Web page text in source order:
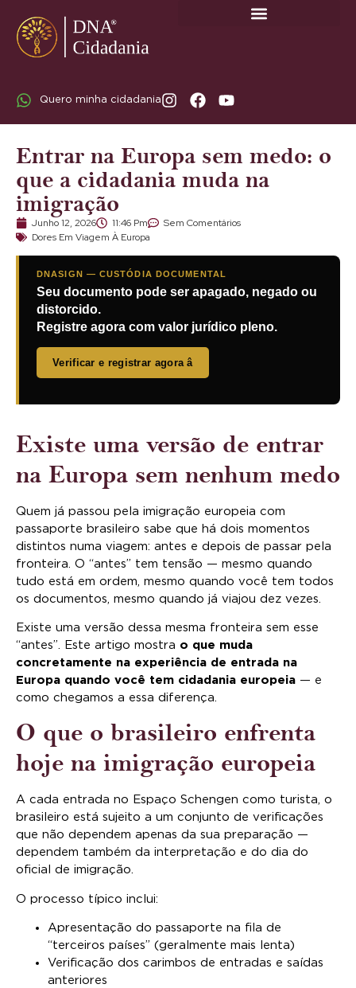
Quero minha cidadania
Entrar na Europa sem medo: o
que a cidadania muda na
imigração
Junho 12, 2026 11:46 Pm
Sem Comentários
Dores Em Viagem À Europa
DNASIGN — CUSTÓDIA DOCUMENTAL
Seu documento pode ser apagado, negado ou
distorcido.
Registre agora com valor jurídico pleno.
Verificar e registrar agora â
Existe uma versão de entrar
na Europa sem nenhum medo
Quem já passou pela imigração europeia com
passaporte brasileiro sabe que há dois momentos
distintos numa viagem: antes e depois de passar pela
fronteira. O “antes” tem tensão — mesmo quando
tudo está em ordem, mesmo quando você tem todos
os documentos, mesmo quando já viajou dez vezes.
Existe uma versão dessa mesma fronteira sem esse
“antes”. Este artigo mostra o que muda
concretamente na experiência de entrada na
Europa quando você tem cidadania europeia — e
como chegamos a essa diferença.
O que o brasileiro enfrenta
hoje na imigração europeia
A cada entrada no Espaço Schengen como turista, o
brasileiro está sujeito a um conjunto de verificações
que não dependem apenas da sua preparação —
dependem também da interpretação e do dia do
oficial de imigração.
O processo típico inclui:
Apresentação do passaporte na fila de
“terceiros países” (geralmente mais lenta)
Verificação dos carimbos de entradas e saídas
anteriores